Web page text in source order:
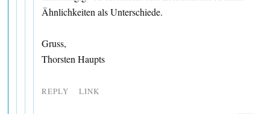
Ähnlichkeiten als Unterschiede.
Gruss,
Thorsten Haupts
REPLY LINK